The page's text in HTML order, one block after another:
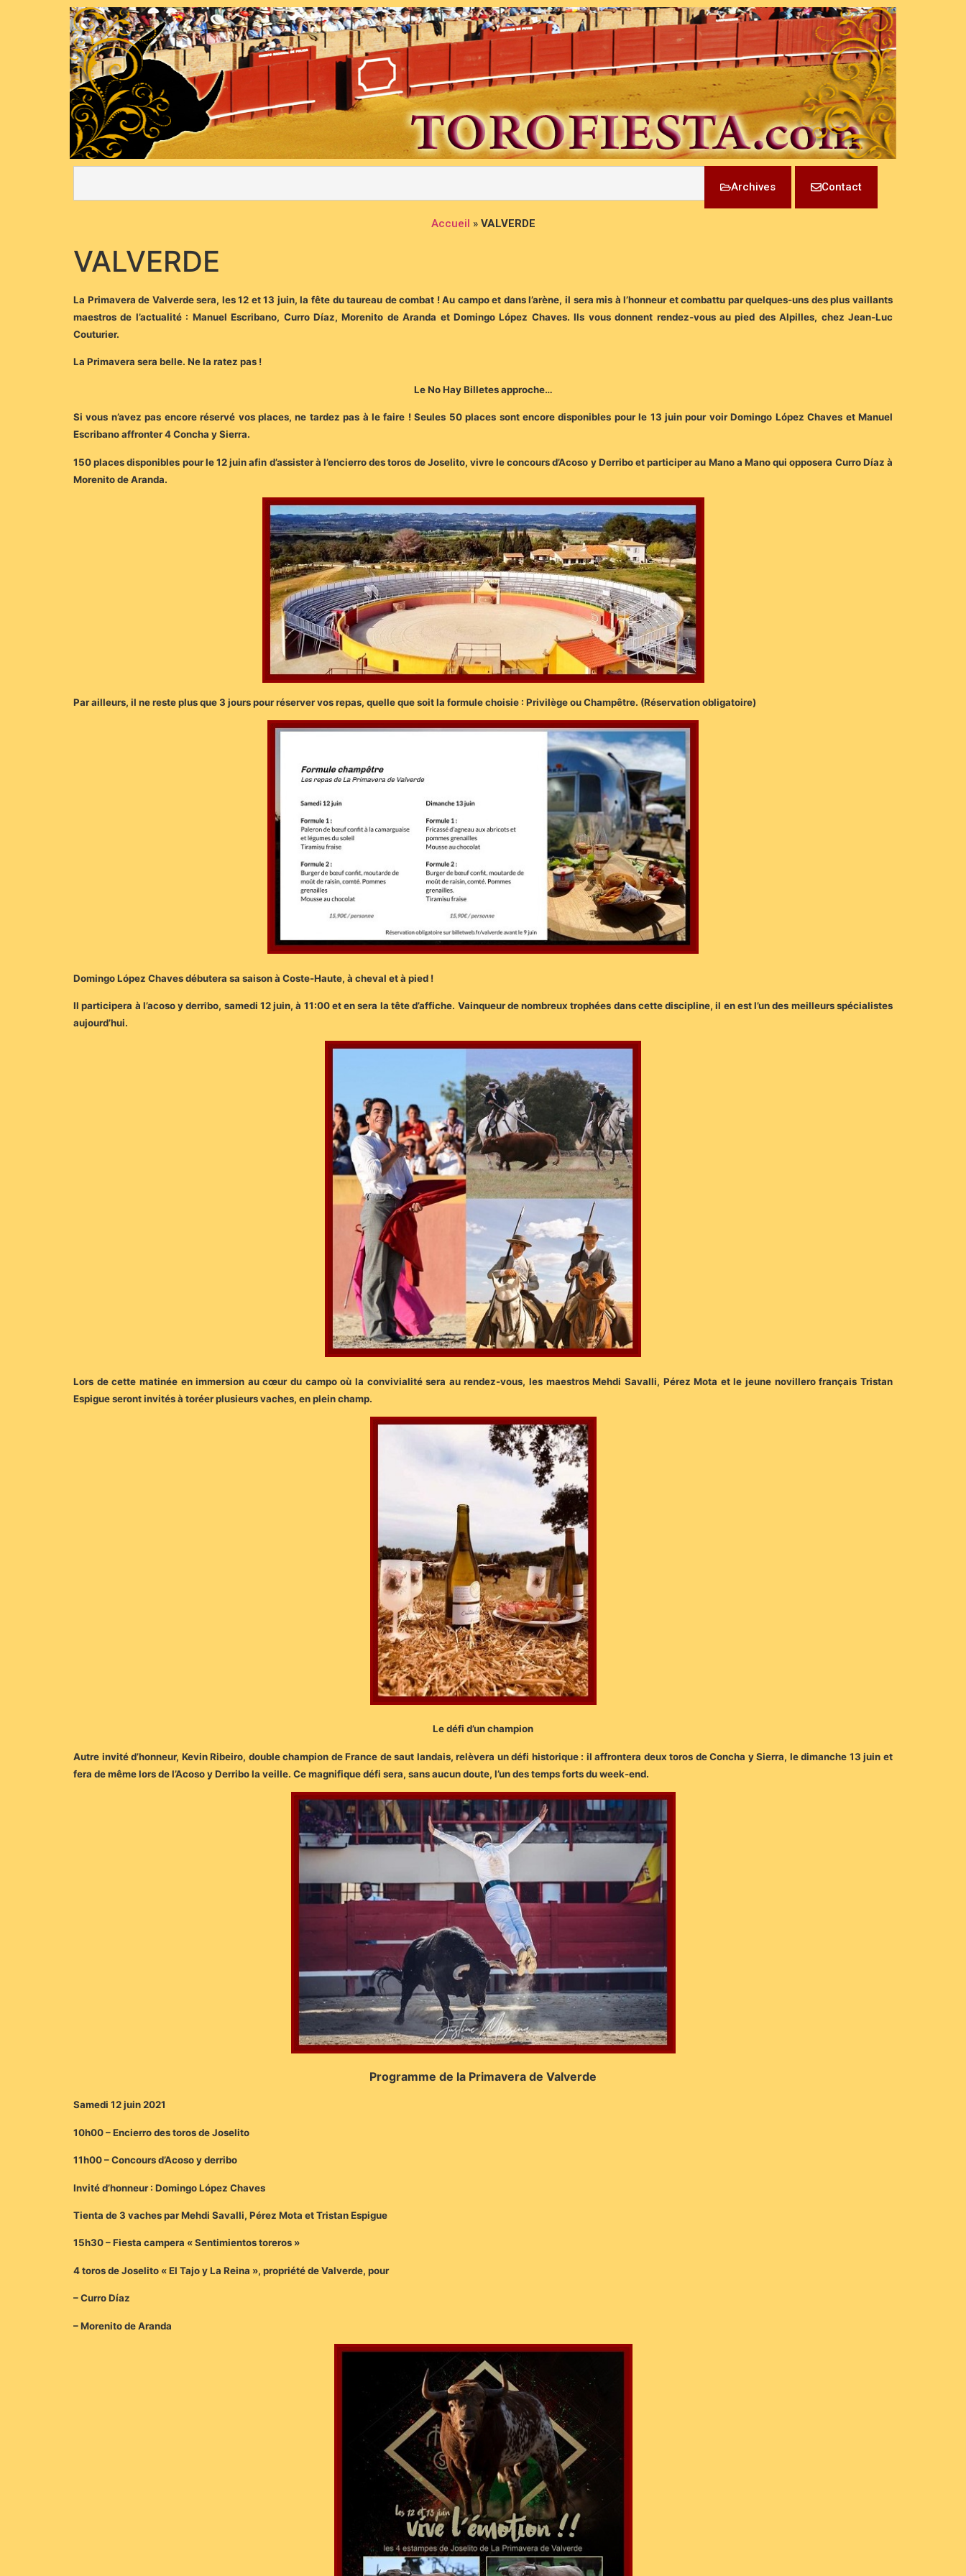
Archives Contact
Accueil » VALVERDE
VALVERDE
La Primavera de Valverde sera, les 12 et 13 juin, la fête du taureau de combat ! Au campo et dans l’arène, il sera mis à l’honneur et combattu par quelques-uns des plus vaillants
maestros de l’actualité : Manuel Escribano, Curro Díaz, Morenito de Aranda et Domingo López Chaves. Ils vous donnent rendez-vous au pied des Alpilles, chez Jean-Luc
Couturier.
La Primavera sera belle. Ne la ratez pas !
Le No Hay Billetes approche…
Si vous n’avez pas encore réservé vos places, ne tardez pas à le faire ! Seules 50 places sont encore disponibles pour le 13 juin pour voir Domingo López Chaves et Manuel
Escribano affronter 4 Concha y Sierra.
150 places disponibles pour le 12 juin afin d’assister à l’encierro des toros de Joselito, vivre le concours d’Acoso y Derribo et participer au Mano a Mano qui opposera Curro Díaz à
Morenito de Aranda.
Par ailleurs, il ne reste plus que 3 jours pour réserver vos repas, quelle que soit la formule choisie : Privilège ou Champêtre. (Réservation obligatoire)
Domingo López Chaves débutera sa saison à Coste-Haute, à cheval et à pied !
Il participera à l’acoso y derribo, samedi 12 juin, à 11:00 et en sera la tête d’affiche. Vainqueur de nombreux trophées dans cette discipline, il en est l’un des meilleurs spécialistes
aujourd’hui.
Lors de cette matinée en immersion au cœur du campo où la convivialité sera au rendez-vous, les maestros Mehdi Savalli, Pérez Mota et le jeune novillero français Tristan
Espigue seront invités à toréer plusieurs vaches, en plein champ.
Le défi d’un champion
Autre invité d’honneur, Kevin Ribeiro, double champion de France de saut landais, relèvera un défi historique : il affrontera deux toros de Concha y Sierra, le dimanche 13 juin et
fera de même lors de l’Acoso y Derribo la veille. Ce magnifique défi sera, sans aucun doute, l’un des temps forts du week-end.
Programme de la Primavera de Valverde
Samedi 12 juin 2021
10h00 – Encierro des toros de Joselito
11h00 – Concours d’Acoso y derribo
Invité d’honneur : Domingo López Chaves
Tienta de 3 vaches par Mehdi Savalli, Pérez Mota et Tristan Espigue
15h30 – Fiesta campera « Sentimientos toreros »
4 toros de Joselito « El Tajo y La Reina », propriété de Valverde, pour
– Curro Díaz
– Morenito de Aranda